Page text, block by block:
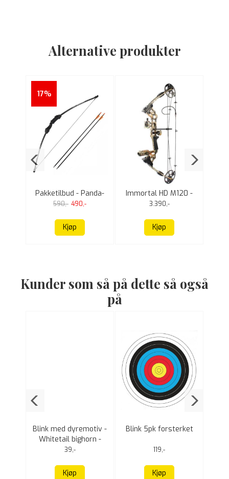
Alternative produkter
17%
Pakketilbud - Panda-
R021 Youth Recurve
590,- 490,-
Kjøp
Immortal HD M120 -
Pakketilbud
3.390,-
Kjøp
Kunder som så på dette så også
på
Blink med dyremotiv -
Whitetail bighorn -
61x94 cm
39,-
Kjøp
Blink 5pk forsterket
119,-
Kjøp